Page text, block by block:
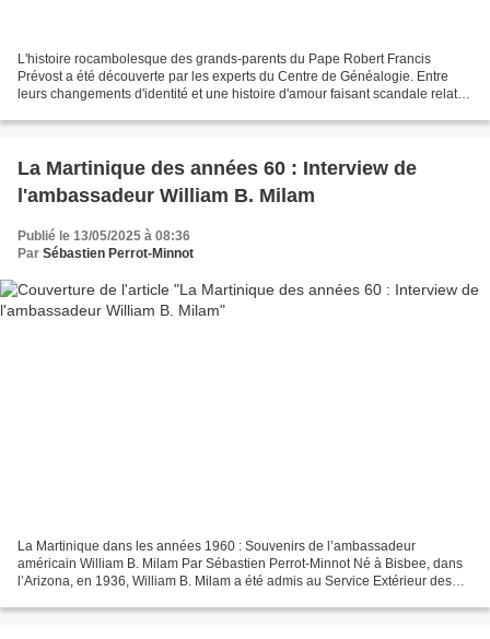
L'histoire rocambolesque des grands-parents du Pape Robert Francis
Prévost a été découverte par les experts du Centre de Généalogie. Entre
leurs changements d'identité et une histoire d'amour faisant scandale relatée
La Martinique des années 60 : Interview de
l'ambassadeur William B. Milam
Publié le 13/05/2025 à 08:36
Par Sébastien Perrot-Minnot
La Martinique dans les années 1960 : Souvenirs de l’ambassadeur
américain William B. Milam Par Sébastien Perrot-Minnot Né à Bisbee, dans
l’Arizona, en 1936, William B. Milam a été admis au Service Extérieur des